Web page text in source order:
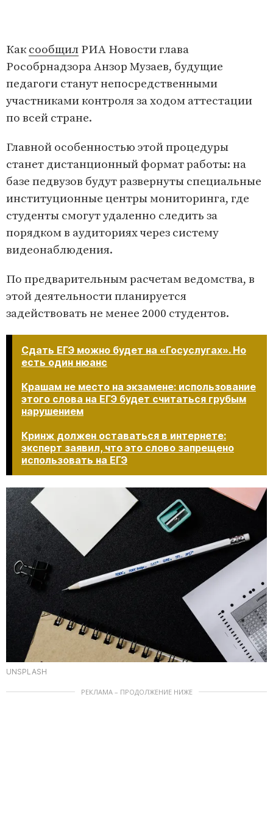
Каксообщил РИА Новости глава
Рособрнадзора Анзор Музаев, будущие
педагоги станут непосредственными
участниками контроля за ходом аттестации
по всей стране.
Главной особенностью этой процедуры
станет дистанционный формат работы: на
базе педвузов будут развернуты специальные
институционные центры мониторинга, где
студенты смогут удаленно следить за
порядком в аудиториях через систему
видеонаблюдения.
По предварительным расчетам ведомства, в
этой деятельности планируется
задействовать не менее 2000 студентов.
Сдать ЕГЭ можно будет на «Госуслугах». Но
есть один нюанс
Крашам не место на экзамене: использование
этого слова на ЕГЭ будет считаться грубым
нарушением
Кринж должен оставаться в интернете:
эксперт заявил, что это слово запрещено
использовать на ЕГЭ​​​​​​​
UNSPLASH
РЕКЛАМА – ПРОДОЛЖЕНИЕ НИЖЕ